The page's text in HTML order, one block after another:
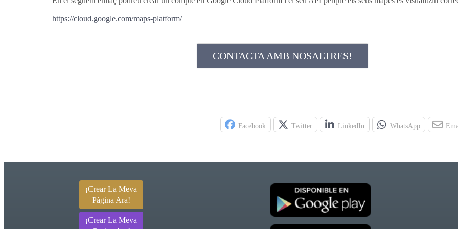
https://cloud.google.com/maps-platform/
CONTACTA AMB NOSALTRES!
Facebook Twitter LinkedIn WhatsApp
¡Crear La Meva
Pàgina Ara!
¡Crear La Meva